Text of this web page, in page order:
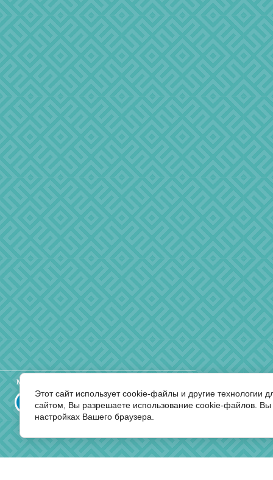
Мы в социальных сетях:
Этот сайт использует cookie-файлы и другие технологии
сайтом, Вы разрешаете использование cookie-файлов.
настройках Вашего браузера.